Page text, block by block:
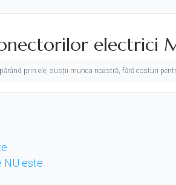
electrici
prin ele, susții munca noastră, fără costuri
NU este